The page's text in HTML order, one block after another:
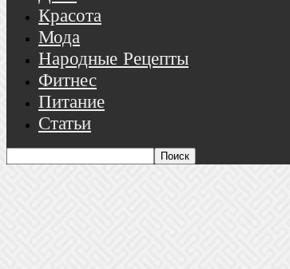
Красота
Мода
Народные Рецепты
Фитнес
Питание
Статьи